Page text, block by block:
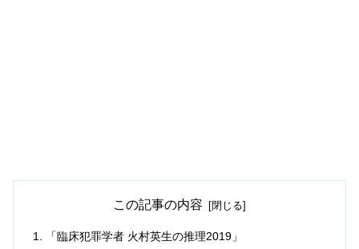
この記事の内容
「臨床犯罪学者 火村英生の推理2019」